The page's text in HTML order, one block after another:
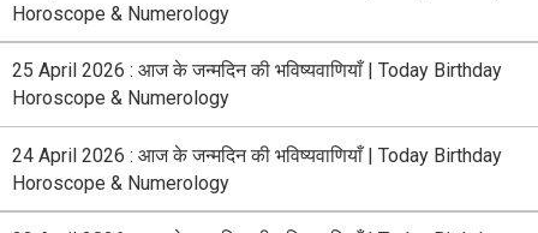
Horoscope & Numerology
25 April 2026 : आज के जन्मदिन की भविष्यवाणियाँ | Today Birthday
Horoscope & Numerology
24 April 2026 : आज के जन्मदिन की भविष्यवाणियाँ | Today Birthday
Horoscope & Numerology